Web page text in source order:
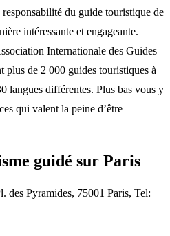
responsabilité du guide touristique de
intéressante et engageante.
Internationale des Guides
plus de 2 000 guides touristiques à
langues différentes. Plus bas vous y
qui valent la peine d’être
guidé sur Paris
des Pyramides, 75001 Paris, Tel: